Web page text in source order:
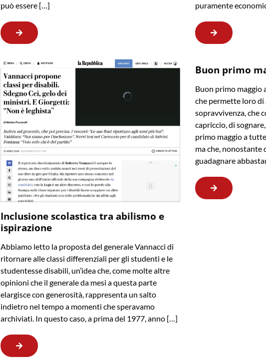
può essere […]
puramente
Inclusione scolastica tra abilismo e
ispirazione
Abbiamo letto la proposta del generale Vannacci di
ritornare alle classi differenziali per gli studenti e le
studentesse disabili, un’idea che, come molte altre
opinioni che il generale da mesi a questa parte
elargisce con generosità, rappresenta un salto
indietro nel tempo a momenti che speravamo
archiviati. In questo caso, a prima del 1977, anno […]
Buon primo
Buon primo maggio
che permette loro
sopravvivenza, che
capriccio, di
primo maggio a
ma che, nonostante
guadagnare